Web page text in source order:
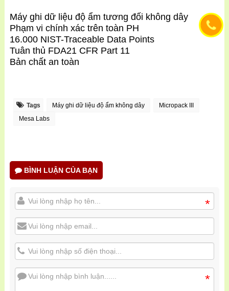
Máy ghi dữ liệu độ ẩm tương đối không dây
Phạm vi chính xác trên toàn PH
16.000 NIST-Traceable Data Points
Tuân thủ FDA21 CFR Part 11
Bản chất an toàn
Tags Máy ghi dữ liệu độ ẩm không dây
Micropack III
Mesa Labs
BÌNH LUẬN CỦA BẠN
*
*